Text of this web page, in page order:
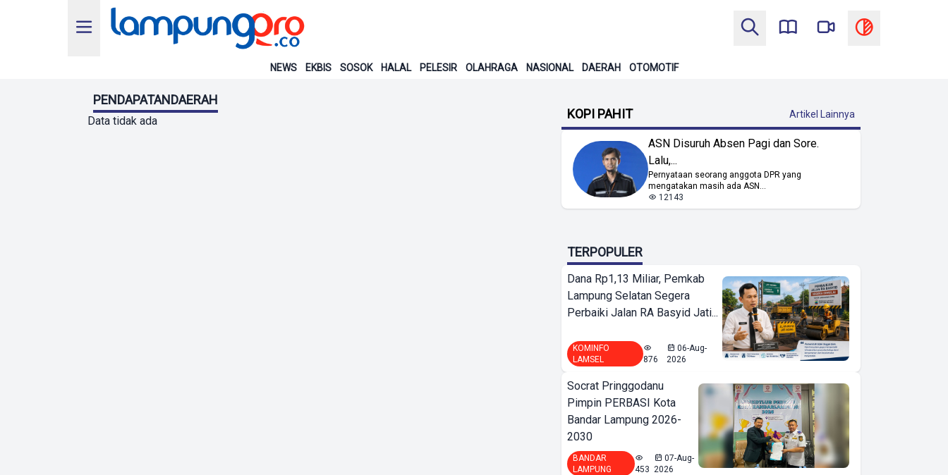
NEWS EKBIS SOSOK HALAL PELESIR OLAHRAGA NASIONAL DAERAH OTOMOTIF
PENDAPATANDAERAH
Data tidak ada KOPI PAHIT Artikel Lainnya
ASN Disuruh Absen Pagi dan Sore.
Lalu,...
Pernyataan seorang anggota DPR yang
mengatakan masih ada ASN...
12143
TERPOPULER
Dana Rp1,13 Miliar, Pemkab
Lampung Selatan Segera
Perbaiki Jalan RA Basyid Jati...
KOMINFO
LAMSEL
876
06-Aug-
2026
Socrat Pringgodanu
Pimpin PERBASI Kota
Bandar Lampung 2026-
2030
BANDAR
LAMPUNG
453
07-Aug-
2026